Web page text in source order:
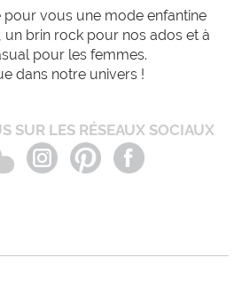
pour vous une mode enfantine
brin rock pour nos ados et à
pour les femmes.
dans notre univers !
SUR LES RÉSEAUX SOCIAUX